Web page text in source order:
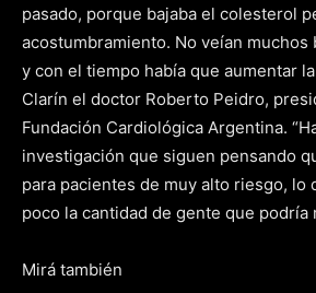
pasado, porque bajaba el colesterol
acostumbramiento. No veían muchos
y con el tiempo había que aumentar
Clarín el doctor Roberto Peidro,
Fundación Cardiológica Argentina.
investigación que siguen pensando
para pacientes de muy alto riesgo, lo
poco la cantidad de gente que podría
Mirá también